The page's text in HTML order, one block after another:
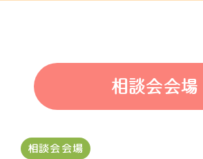
相談会会場
相談会会場